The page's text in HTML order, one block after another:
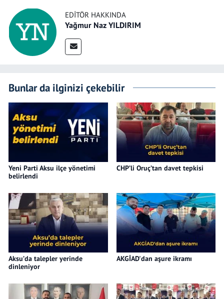
EDITÖR HAKKINDA
Yağmur Naz YILDIRIM
Bunlar da ilginizi çekebilir
Yeni Parti Aksu ilçe yönetimi
belirlendi
CHP’li Oruç’tan davet tepkisi
Aksu’da talepler yerinde
dinleniyor
AKGİAD'dan aşure ikramı